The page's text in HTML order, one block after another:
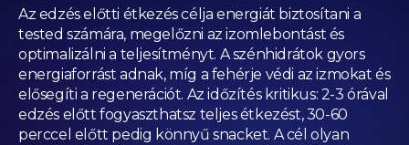
Az edzés előtti étkezés célja energiát biztosítani a
tested számára, megelőzni az izomlebontást és
optimalizálni a teljesítményt. A szénhidrátok gyors
energiaforrást adnak, míg a fehérje védi az izmokat és
elősegíti a regenerációt. Az időzítés kritikus: 2-3 órával
edzés előtt fogyaszthatsz teljes étkezést, 30-60
perccel előtt pedig könnyű snacket. A cél olyan